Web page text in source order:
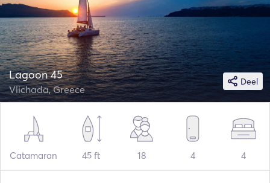
Deel
Lagoon 45
Vlichada, Greece
Catamaran 45 ft 18 4 4